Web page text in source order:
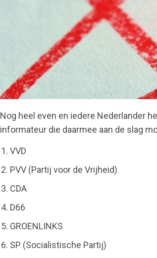
Nog heel even en iedere Nederlander
informateur die daarmee aan de slag
VVD
PVV (Partij voor de Vrijheid)
CDA
D66
GROENLINKS
SP (Socialistische Partij)